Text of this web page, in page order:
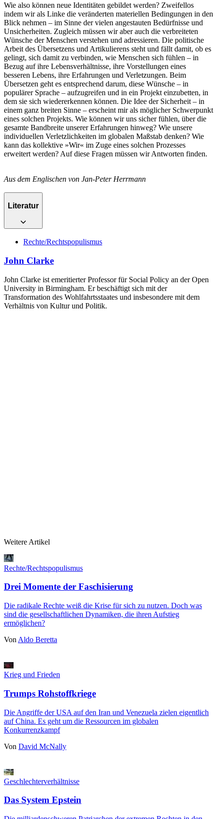
Wie also können neue Identitäten gebildet werden? Zweifellos
indem wir als Linke die veränderten materiellen Bedingungen in den
Blick nehmen – im Sinne der vielen angestauten Bedürfnisse und
Unsicherheiten. Zugleich müssen wir aber auch die verbreiteten
Wünsche der Menschen verstehen und adressieren. Die politische
Arbeit des Übersetzens und Artikulierens steht und fällt damit, ob es
gelingt, sich damit zu verbinden, wie Menschen sich fühlen – in
Bezug auf ihre Lebensverhältnisse, ihre Vorstellungen eines
besseren Lebens, ihre Erfahrungen und Verletzungen. Beim
Übersetzen geht es entsprechend darum, diese Wünsche – in
populärer Sprache – aufzugreifen und in ein Projekt einzubetten, in
dem sie sich wiedererkennen können. Die Idee der Sicherheit – in
einem ganz breiten Sinne – erscheint mir als möglicher Schwerpunkt
eines solchen Projekts. Wie können wir uns sicher fühlen, über die
gesamte Bandbreite unserer Erfahrungen hinweg? Wie unsere
individuellen Verletzlichkeiten im globalen Maßstab denken? Wie
kann das kollektive »Wir« im Zuge eines solchen Prozesses
erweitert werden? Auf diese Fragen müssen wir Antworten finden.
Aus dem Englischen von Jan-Peter Herrmann
Literatur
Rechte/Rechtspopulismus
John Clarke
John Clarke ist emeritierter Professor für Social Policy an der Open
University in Birmingham. Er beschäftigt sich mit der
Transformation des Wohlfahrtsstaates und insbesondere mit dem
Verhältnis von Kultur und Politik.
Weitere Artikel
Rechte/Rechtspopulismus
Drei Momente der Faschisierung
Die radikale Rechte weiß die Krise für sich zu nutzen. Doch was
sind die gesellschaftlichen Dynamiken, die ihren Aufstieg
ermöglichen?
Von Aldo Beretta
Krieg und Frieden
Trumps Rohstoffkriege
Die Angriffe der USA auf den Iran und Venezuela zielen eigentlich
auf China. Es geht um die Ressourcen im globalen
Konkurrenzkampf
Von David McNally
Geschlechterverhältnisse
Das System Epstein